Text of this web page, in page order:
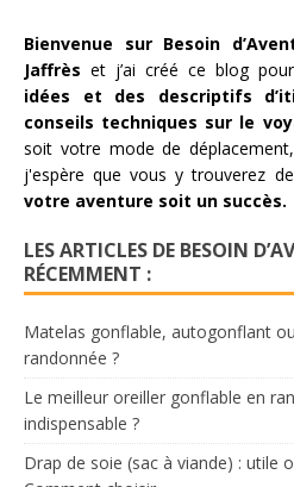
Bienvenue sur Besoin
Jaffrès et j’ai créé ce blog pour
idées et des descriptifs
conseils techniques sur le
soit votre mode de
j'espère que vous y trouverez
votre aventure soit un succès.
LES ARTICLES DE BESOIN
RÉCEMMENT :
Matelas gonflable, autogonflant
randonnée ?
Le meilleur oreiller gonflable en
indispensable ?
Drap de soie (sac à viande) : utile